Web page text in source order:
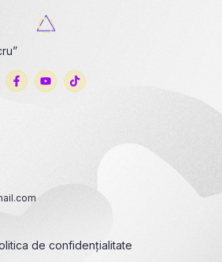
de confidențialitate